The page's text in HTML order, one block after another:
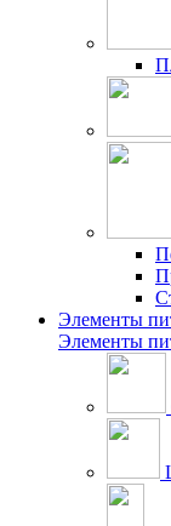
Элементы
Элементы